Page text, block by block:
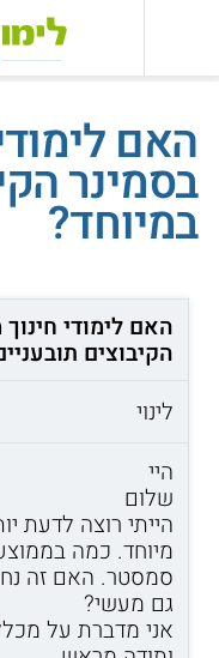
האם
בסמינר
במיוחד?
האם לימודי
הקיבוצים
לינוי
היי
שלום
הייתי רוצה לדעת
מיוחד. כמה
סמסטר. האם זה
גם מעשי?
אני מדברת על